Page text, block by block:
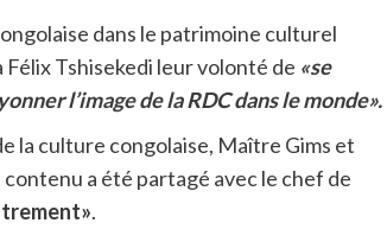
dans le patrimoine culturel
Tshisekedi leur volonté de «se
l’image de la RDC dans le monde».
la culture congolaise, Maître Gims et
a été partagé avec le chef de
.